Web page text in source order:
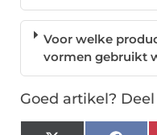
Voor welke
vormen gebruikt
Goed artikel?